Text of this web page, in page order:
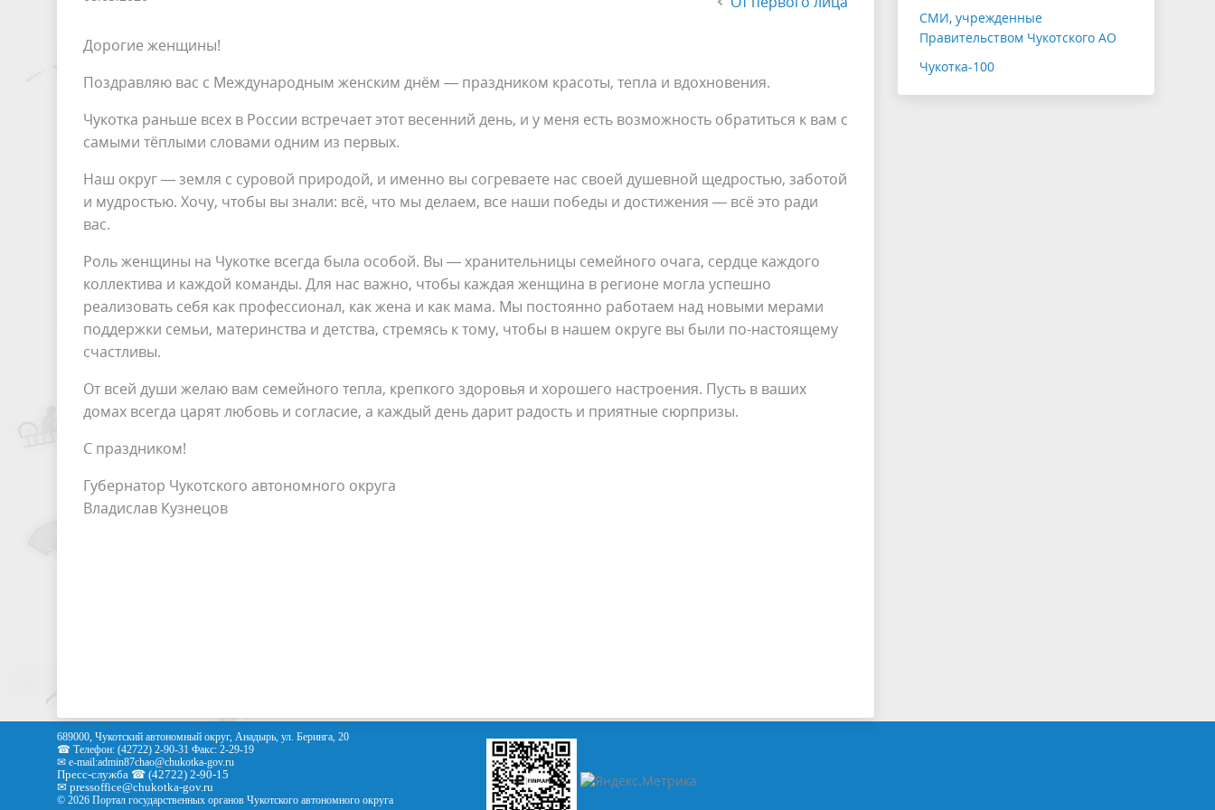
Дорогие женщины!
Поздравляю вас с Международным женским днём — праздником красоты, тепла и вдохновения.
Чукотка раньше всех в России встречает этот весенний день, и у меня есть возможность обратиться к вам с
самыми тёплыми словами одним из первых.
Наш округ — земля с суровой природой, и именно вы согреваете нас своей душевной щедростью, заботой
и мудростью. Хочу, чтобы вы знали: всё, что мы делаем, все наши победы и достижения — всё это ради
вас.
Роль женщины на Чукотке всегда была особой. Вы — хранительницы семейного очага, сердце каждого
коллектива и каждой команды. Для нас важно, чтобы каждая женщина в регионе могла успешно
реализовать себя как профессионал, как жена и как мама. Мы постоянно работаем над новыми мерами
поддержки семьи, материнства и детства, стремясь к тому, чтобы в нашем округе вы были по-настоящему
счастливы.
От всей души желаю вам семейного тепла, крепкого здоровья и хорошего настроения. Пусть в ваших
домах всегда царят любовь и согласие, а каждый день дарит радость и приятные сюрпризы.
С праздником!
Губернатор Чукотского автономного округа
Владислав Кузнецов
СМИ, учрежденные
Правительством Чукотского АО
Чукотка-100
689000, Чукотский автономный округ, Анадырь, ул. Беринга, 20
☎ Телефон: (42722) 2-90-31 Факс: 2-29-19
✉ e-mail:admin87chao@chukotka-gov.ru
Пресс-служба ☎ (42722) 2-90-15
✉ pressoffice@chukotka-gov.ru
© 2026 Портал государственных органов Чукотского автономного округа